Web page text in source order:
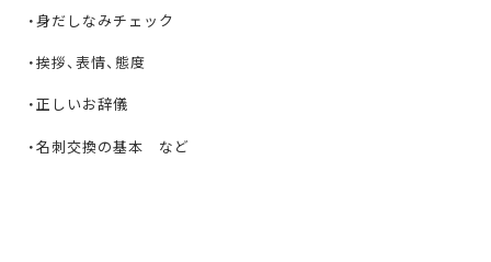
・身だしなみチェック
・挨拶、表情、態度
・正しいお辞儀
・名刺交換の基本 など